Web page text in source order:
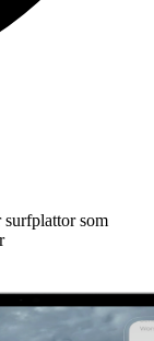
surfplattor som